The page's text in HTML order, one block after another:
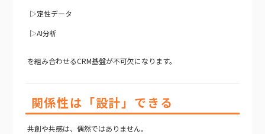
▷定性データ
▷AI分析
を組み合わせるCRM基盤が不可欠になります。
関係性は「設計」できる
共創や共感は、偶然ではありません。